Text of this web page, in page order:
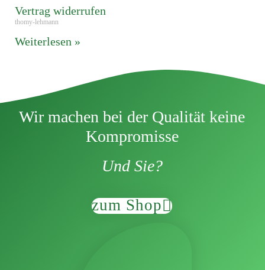
Vertrag widerrufen
thomy-lehmann
Weiterlesen »
Wir machen bei der Qualität keine
Kompromisse
Und Sie?
zum Shop